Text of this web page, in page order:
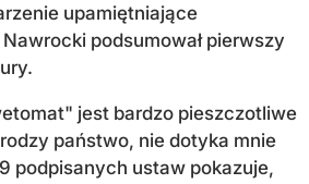
upamiętniające
podsumował pierwszy
jest bardzo pieszczotliwe
państwo, nie dotyka mnie
podpisanych ustaw pokazuje,